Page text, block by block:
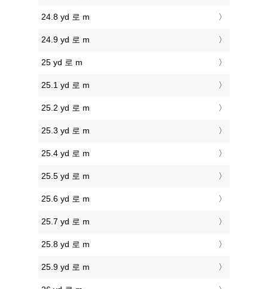
24.8 yd 로 m
24.9 yd 로 m
25 yd 로 m
25.1 yd 로 m
25.2 yd 로 m
25.3 yd 로 m
25.4 yd 로 m
25.5 yd 로 m
25.6 yd 로 m
25.7 yd 로 m
25.8 yd 로 m
25.9 yd 로 m